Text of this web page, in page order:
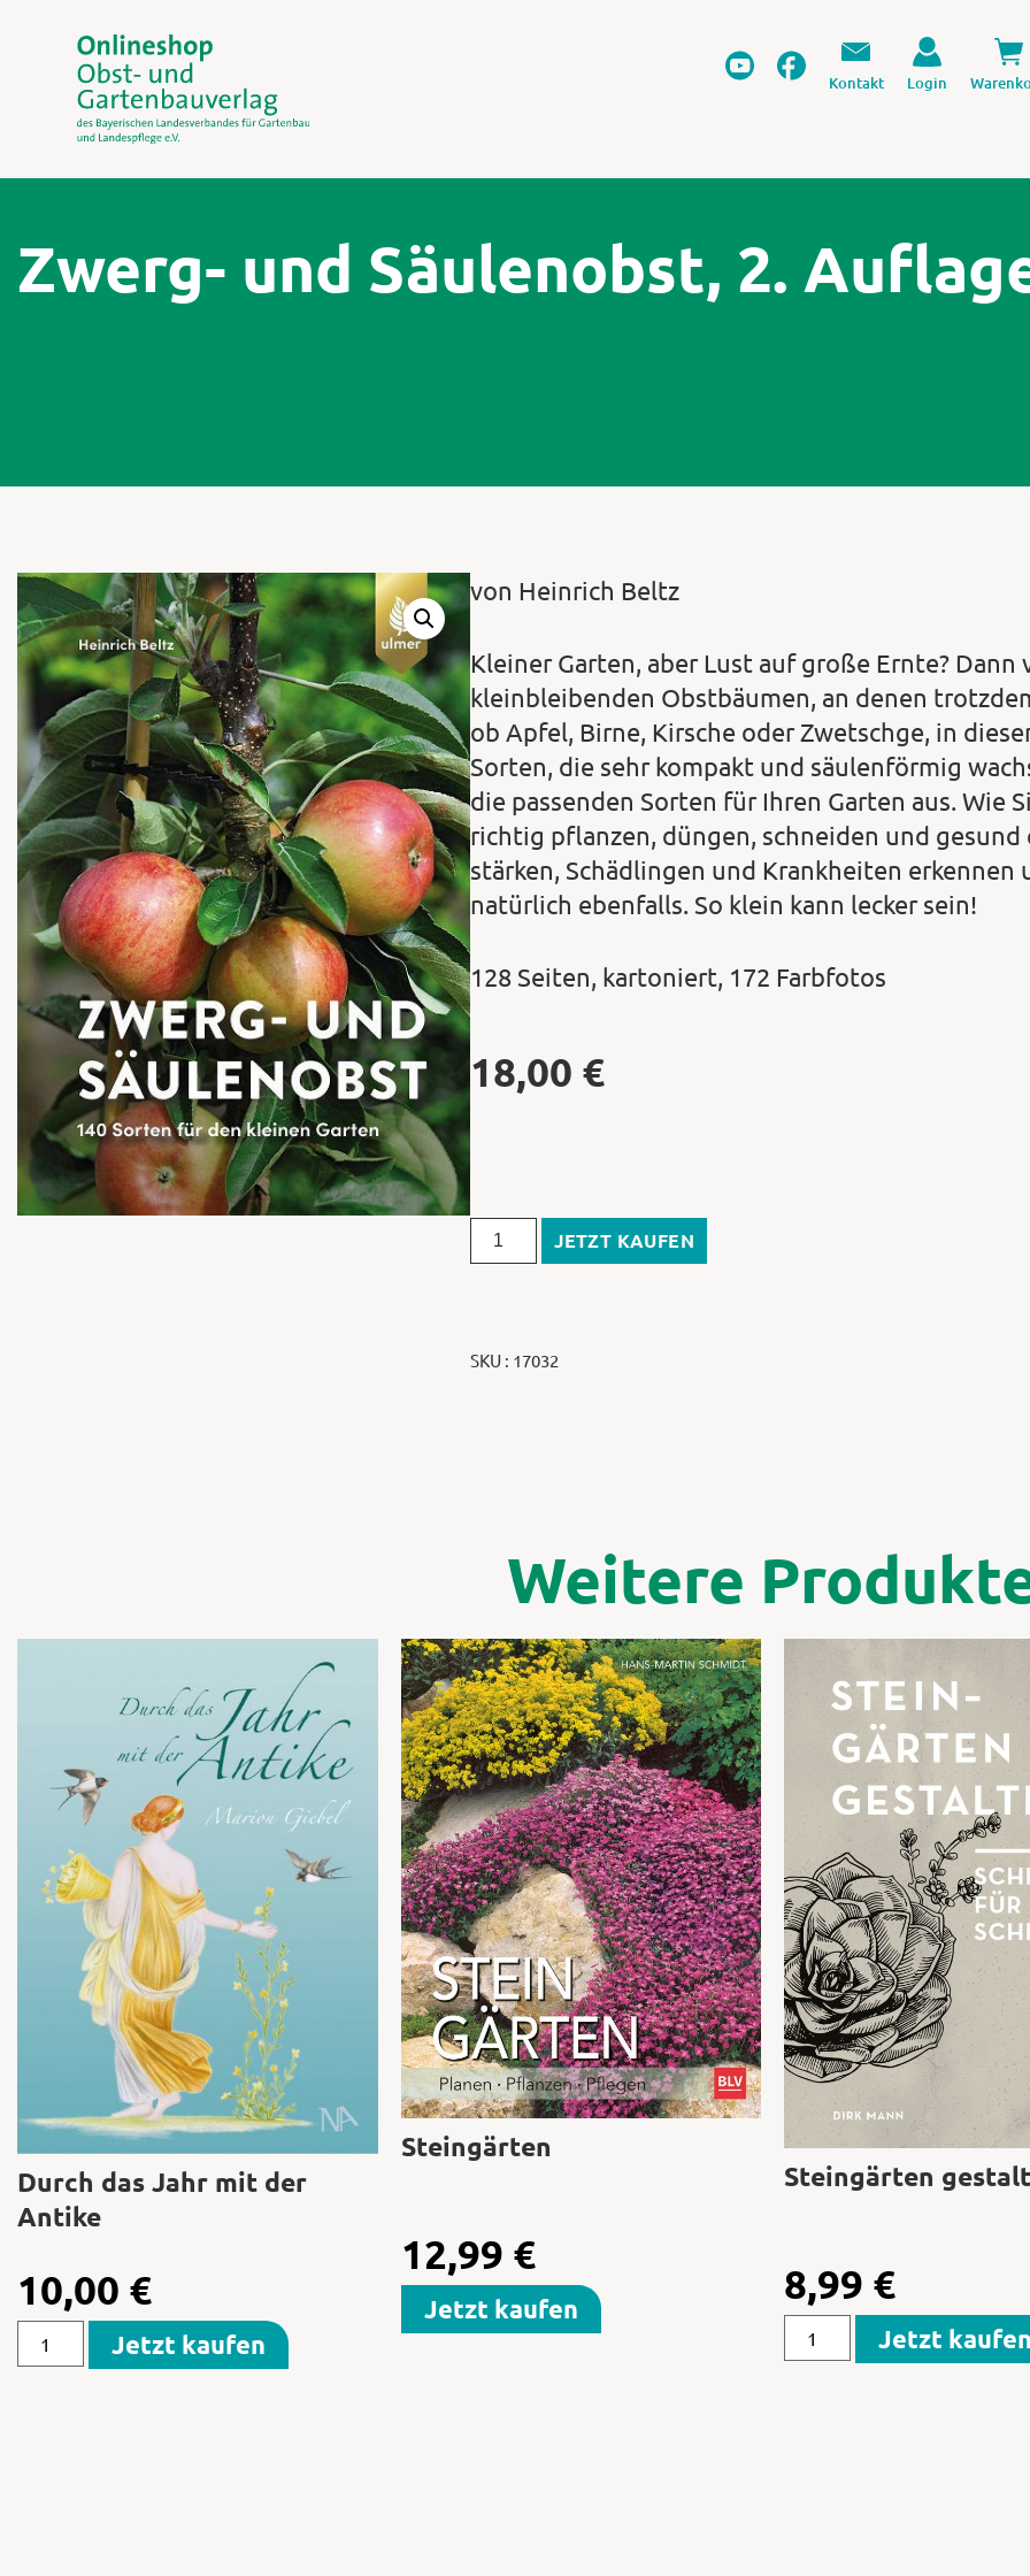
Kontakt Login
Zwerg- und Säulenobst, 2.
von Heinrich Beltz
Kleiner Garten, aber Lust auf große Ernte? Dann
kleinbleibenden Obstbäumen, an denen
ob Apfel, Birne, Kirsche oder Zwetschge, in
Sorten, die sehr kompakt und säulenförmig
die passenden Sorten für Ihren Garten aus. Wie
richtig pflanzen, düngen, schneiden und
stärken, Schädlingen und Krankheiten erkennen
natürlich ebenfalls. So klein kann lecker sein!
128 Seiten, kartoniert, 172 Farbfotos
18,00 €
JETZT KAUFEN
SKU : 17032
Weitere
Durch das Jahr mit der
Antike
10,00 €
Jetzt kaufen
Steingärten
12,99 €
Jetzt kaufen
Steingärten
8,99 €
Jetzt